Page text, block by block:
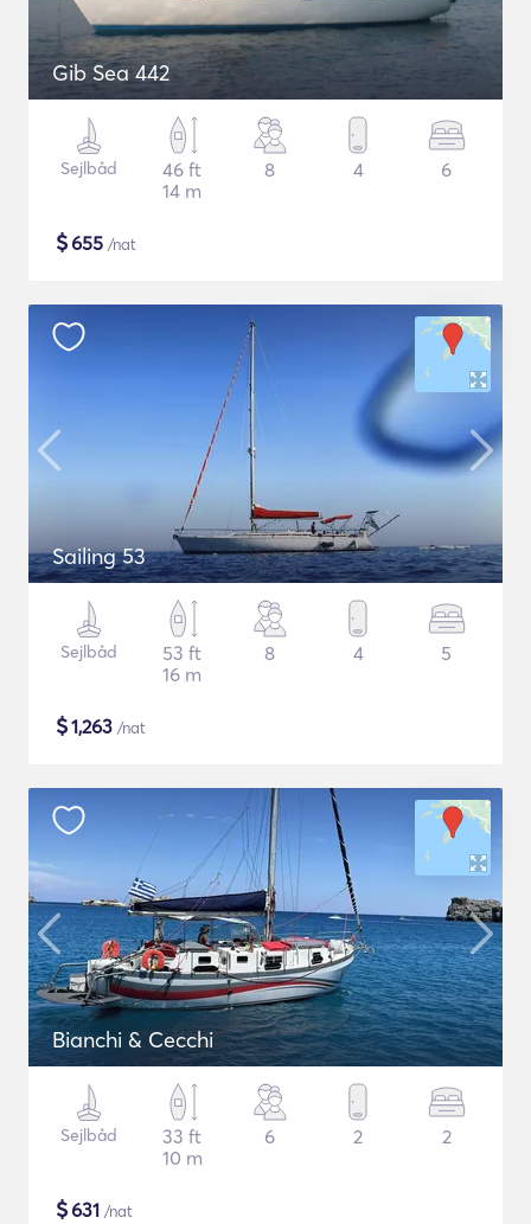
Gib Sea 442
Sejlbåd
46 ft
14 m
8 4 6
$655 /nat
Sailing 53
Sejlbåd
53 ft
16 m
8 4 5
$1,263 /nat
Bianchi & Cecchi
Sejlbåd
33 ft
10 m
6 2 2
$631 /nat